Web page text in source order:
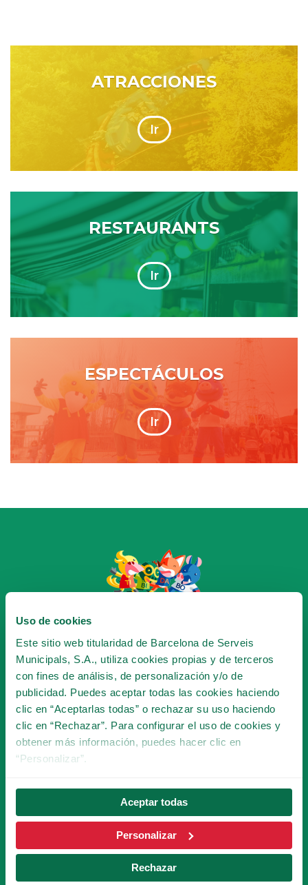
Uso de cookies
Este sitio web titularidad de Barcelona de Serveis
Municipals, S.A., utiliza cookies propias y de terceros
con fines de análisis, de personalización y/o de
publicidad. Puedes aceptar todas las cookies haciendo
clic en “Aceptarlas todas” o rechazar su uso haciendo
clic en “Rechazar”. Para configurar el uso de cookies y
obtener más información, puedes hacer clic en
“Personalizar”.
Aceptar todas
Personalizar
Rechazar
ATRACCIONES
Ir
RESTAURANTS
Ir
ESPECTÁCULOS
Ir
DEL TIBICLUB!
HACERME SOCIO
SUSCRÍBETE A LA
¡Serás la primera persona en conocer las
novedades del Tibidabo!